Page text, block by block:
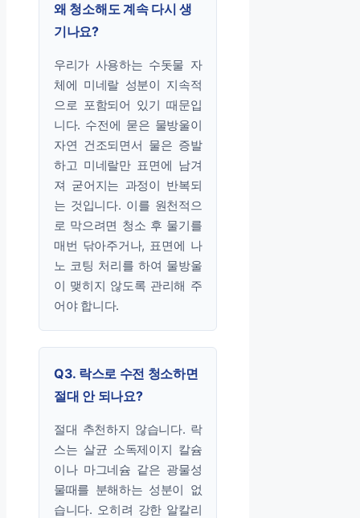
왜 청소해도 계속 다시 생
기나요?
우리가 사용하는 수돗물 자
체에 미네랄 성분이 지속적
으로 포함되어 있기 때문입
니다. 수전에 묻은 물방울이
자연 건조되면서 물은 증발
하고 미네랄만 표면에 남겨
져 굳어지는 과정이 반복되
는 것입니다. 이를 원천적으
로 막으려면 청소 후 물기를
매번 닦아주거나, 표면에 나
노 코팅 처리를 하여 물방울
이 맺히지 않도록 관리해 주
어야 합니다.
Q3. 락스로 수전 청소하면
절대 안 되나요?
절대 추천하지 않습니다. 락
스는 살균 소독제이지 칼슘
이나 마그네슘 같은 광물성
물때를 분해하는 성분이 없
습니다. 오히려 강한 알칼리